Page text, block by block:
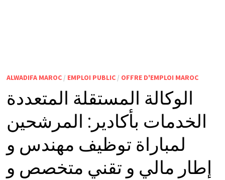
ALWADIFA MAROC/ EMPLOI PUBLIC/ OFFRE D'EMPLOI MAROC
الوكالة المستقلة المتعددة
الخدمات بأكادير: المرشحين
لمباراة توظيف مهندس و
إطار مالي و تقني متخصص و